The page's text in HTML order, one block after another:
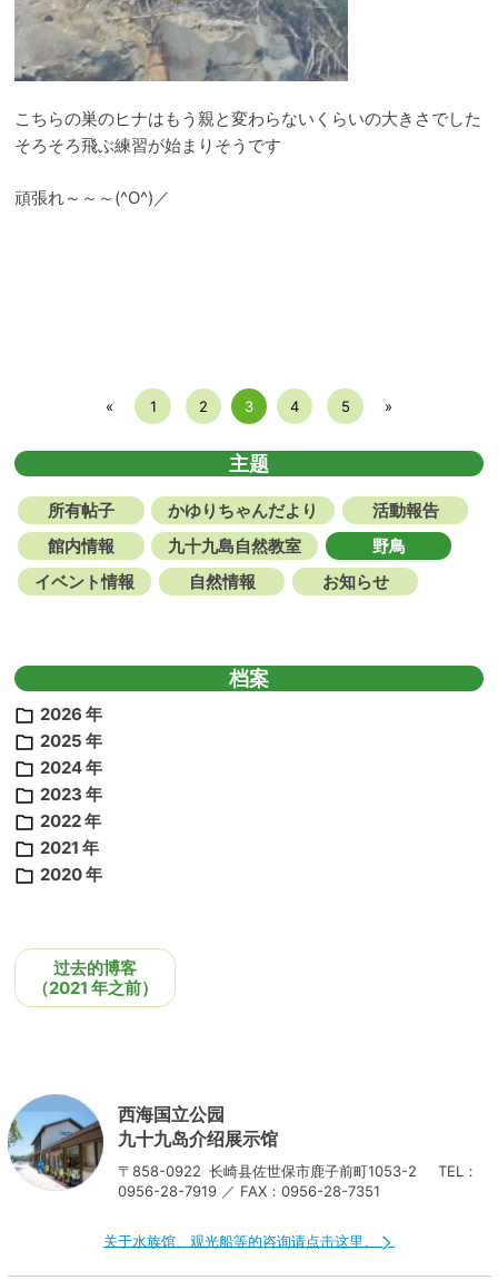
こちらの巣のヒナはもう親と変わらないくらいの大きさでした
そろそろ飛ぶ練習が始まりそうです
頑張れ～～～(^O^)／
« 1 2 3 4 5 »
主题
所有帖子 かゆりちゃんだより
活動報告
館内情報
九十九島自然教室
野鳥
イベント情報
自然情報 お知らせ
档案
2026 年
2025 年
2024 年
2023 年
2022 年
2021 年
2020 年
过去的博客
（2021 年之前）
西海国立公园
九十九岛介绍展示馆
〒858-0922 长崎县佐世保市鹿子前町1053-2
TEL：
0956-28-7919 ／ FAX：0956-28-7351
关于水族馆、观光船等的咨询请点击这里。